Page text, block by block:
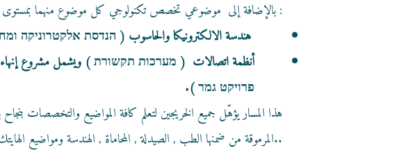
بالإضافة إلى موضوعي تخصص تكنولوجي كل موضوع منهما بمستوى 5 وحدات وهما :
هندسة الالكترونيكا والحاسوب ( הנדסת אלקטרוניקה
أنظمة اتصالات ( מערכות תקשורת ) ويشمل مشروع إنهاء
פרויקט גמר ).
هذا المسار يؤهّل جميع الخريجين لتعلم كافة المواضيع والتخصصات
المرموقة من ضمنها الطب , الصيدلة , المحاماة , الهندسة ومواضيع الهايتك بأنواعها..